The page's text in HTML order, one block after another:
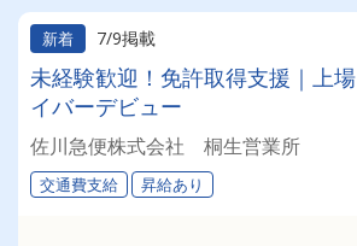
新着 7/9掲載
未経験歓迎！免許取得支援｜上
イバーデビュー
佐川急便株式会社 桐生営業所
交通費支給 昇給あり